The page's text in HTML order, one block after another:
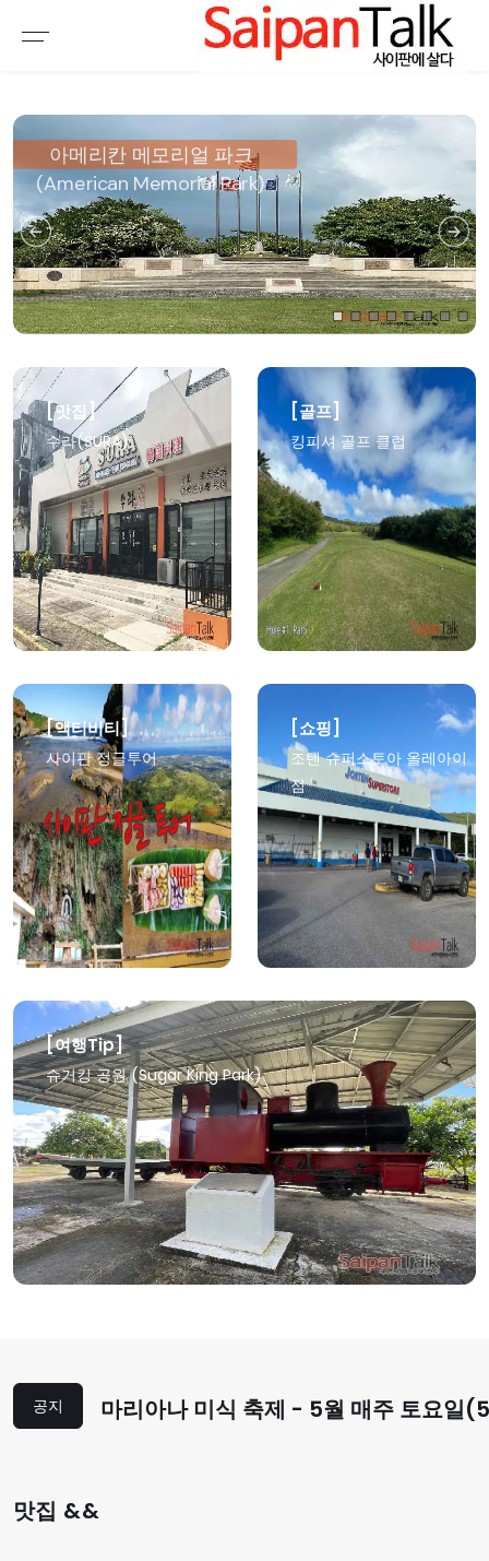
[맛집]
수라(SURA)
상세보기
[골프]
킹피셔 골프 클럽
상세보기
[액티비티]
사이판 정글투어
상세보기
[쇼핑]
조텐 슈퍼스토아 올레아이
점
상세보기
[여행Tip]
슈거킹 공원 (Sugar King Park)
상세보기
공지
마리아나 미식 축제 - 5월 매주 토요일
맛집 &&
여행정보
액티비티
오늘날씨
생활정보
운세
로또
갤러리 & 동영상